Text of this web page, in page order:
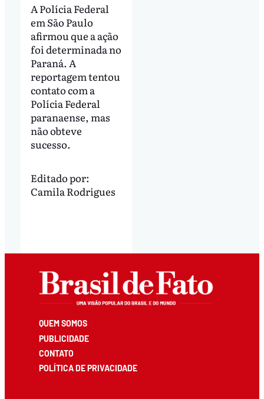
A Polícia Federal
em São Paulo
afirmou que a ação
foi determinada no
Paraná. A
reportagem tentou
contato com a
Polícia Federal
paranaense, mas
não obteve
sucesso.
Editado por:
Camila Rodrigues
QUEM SOMOS
PUBLICIDADE
CONTATO
POLÍTICA DE PRIVACIDADE